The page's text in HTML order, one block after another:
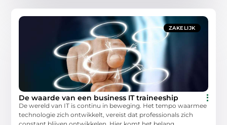
ZAKELIJK
De waarde van een business IT traineeship
De wereld van IT is continu in beweging. Het tempo waarmee
technologie zich ontwikkelt, vereist dat professionals zich